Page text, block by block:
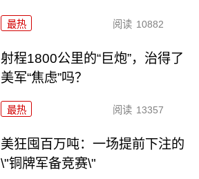
最热 阅读 10882
射程1800公里的“巨炮”，治得了
美军“焦虑”吗？
最热 阅读 13357
美狂囤百万吨：一场提前下注的
\"铜牌军备竞赛\"